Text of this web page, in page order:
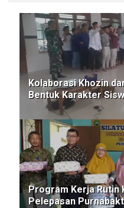
Kolaborasi Khozin
Bentuk Karakter
Program Kerja Rutin
Pelepasan